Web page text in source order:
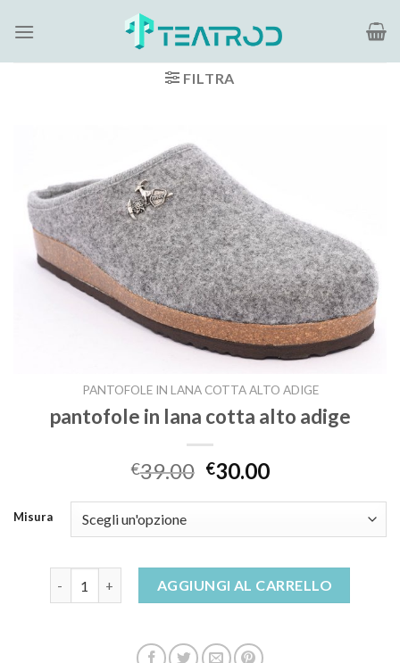
FILTRA
PANTOFOLE IN LANA COTTA ALTO ADIGE
pantofole in lana cotta alto adige
€39.00 €30.00
Misura
AGGIUNGI AL CARRELLO